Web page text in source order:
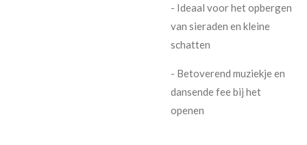
- Ideaal voor het opbergen
van sieraden en kleine
schatten
- Betoverend muziekje en
dansende fee bij het
openen